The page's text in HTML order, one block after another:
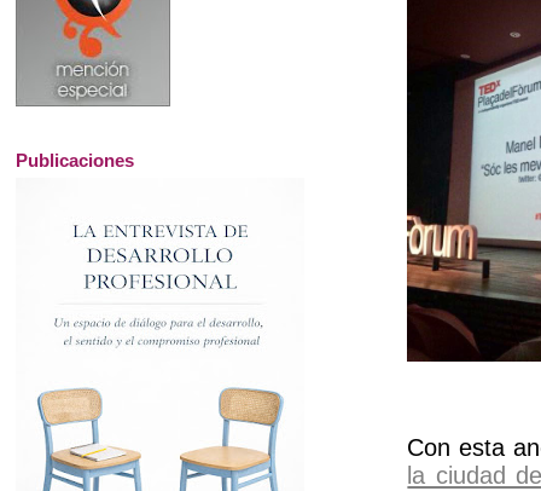
Con esta
la ciudad
Publicaciones